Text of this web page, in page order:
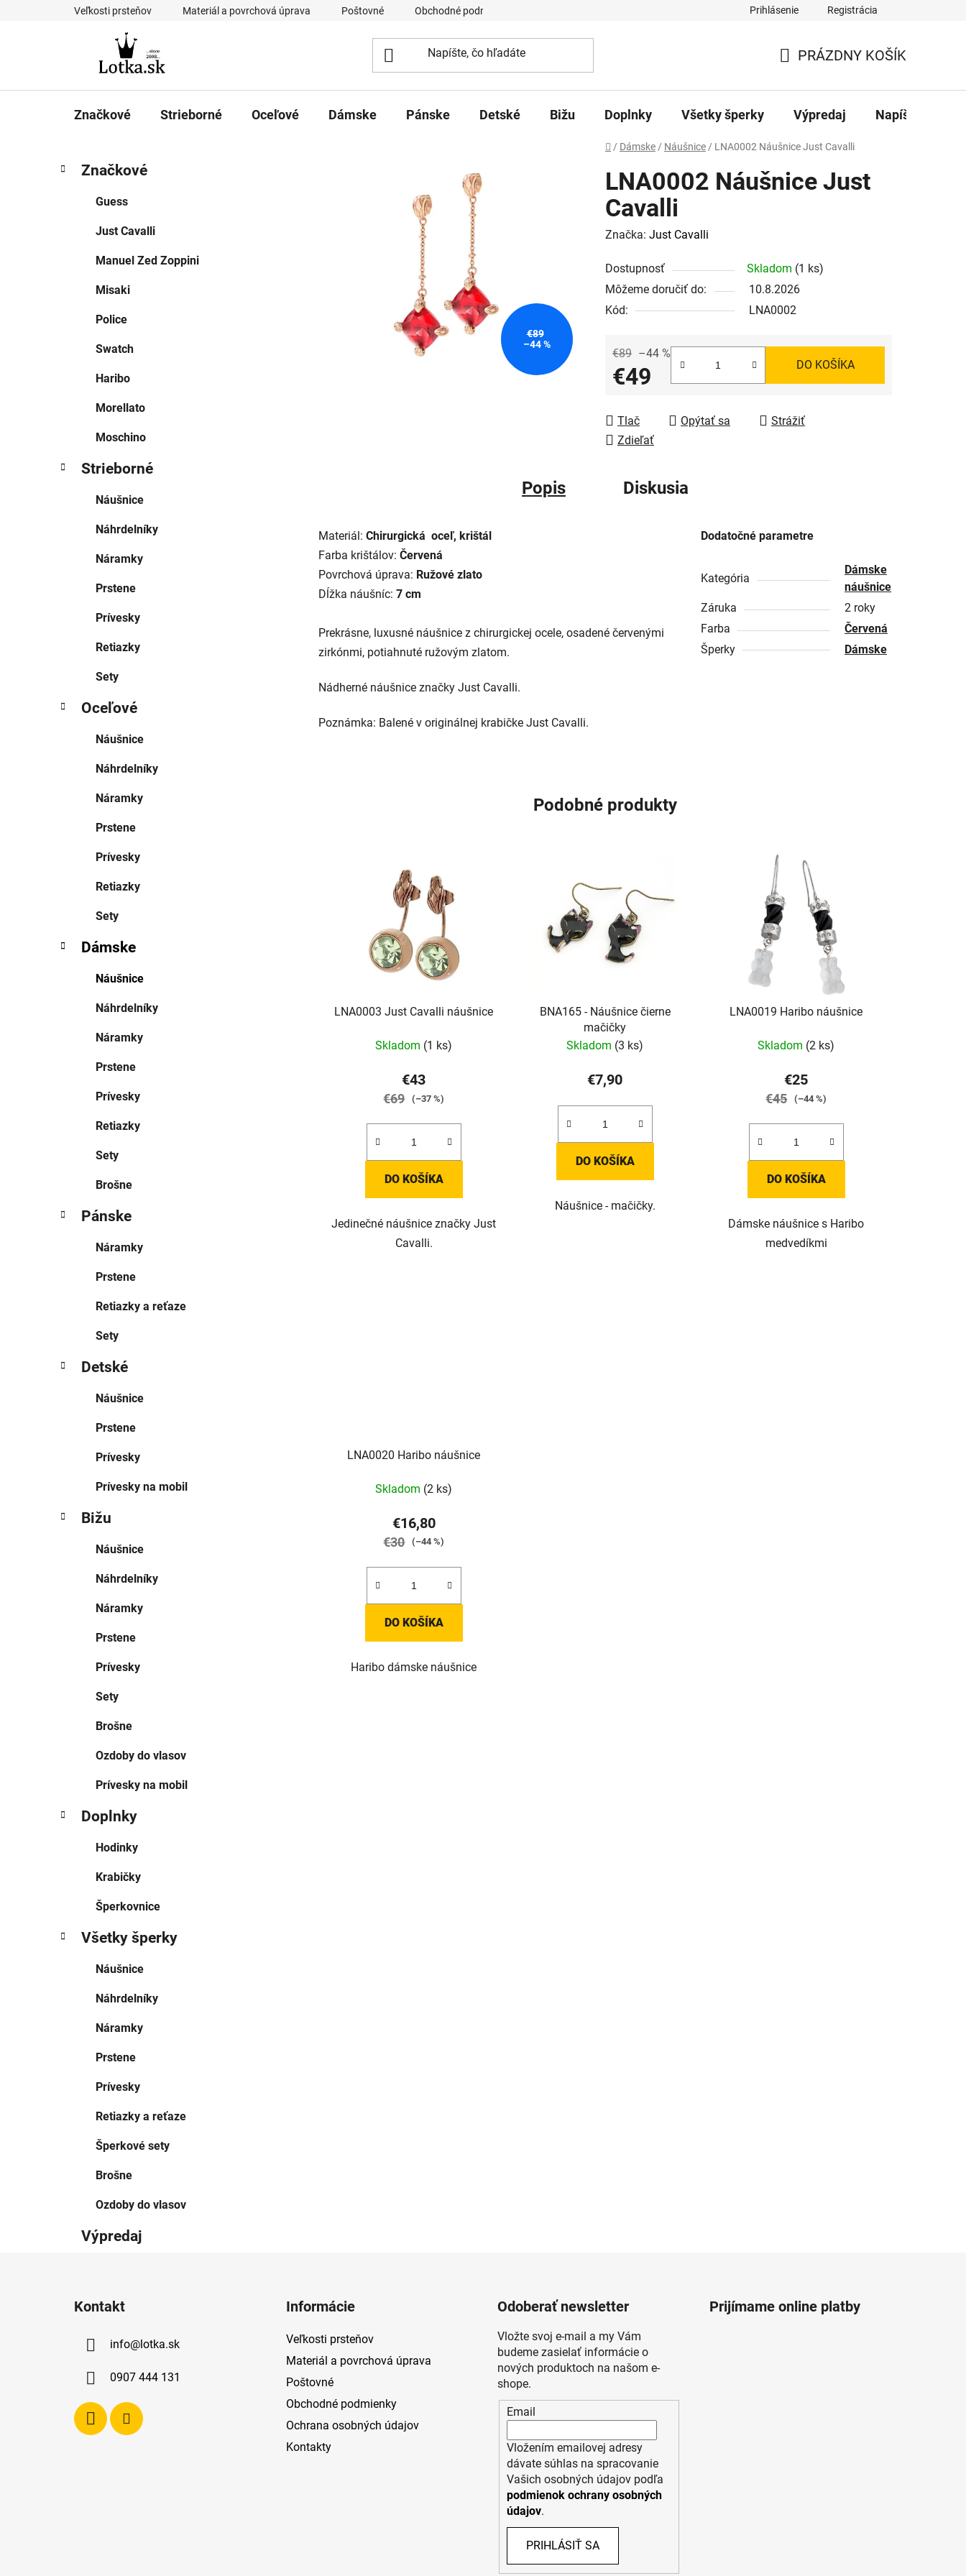
Veľkosti prsteňov Materiál a povrchová úprava Poštovné Obchodné podmienky Prihlásenie Registrácia
KOŠÍK
PRÁZDNY KOŠÍK
Značkové Strieborné Oceľové Dámske Pánske Detské Bižu Doplnky Všetky šperky Výpredaj Napíšte nám
Domov
/ Dámske / Náušnice / LNA0002 Náušnice Just Cavalli
B
kategórie
a
Značkové
Guess
Just Cavalli
Manuel Zed Zoppini
Misaki
Police
Swatch
Haribo
Morellato
Moschino
Strieborné
Náušnice
Náhrdelníky
Náramky
Prstene
Prívesky
Retiazky
Sety
Oceľové
Náušnice
Náhrdelníky
Náramky
Prstene
Prívesky
Retiazky
Sety
Dámske
Náušnice
Náhrdelníky
Náramky
Prstene
Prívesky
Retiazky
Sety
Brošne
Pánske
Náramky
Prstene
Retiazky a reťaze
Sety
Detské
Náušnice
Prstene
Prívesky
Prívesky na mobil
Bižu
Náušnice
Náhrdelníky
Náramky
Prstene
Prívesky
Sety
Brošne
Ozdoby do vlasov
Prívesky na mobil
Doplnky
Hodinky
Krabičky
Šperkovnice
Všetky šperky
Náušnice
Náhrdelníky
Náramky
Prstene
Prívesky
Retiazky a reťaze
Šperkové sety
Brošne
Ozdoby do vlasov
Výpredaj
LNA0002 Náušnice Just
Cavalli
Značka: Just Cavalli
Dostupnosť Skladom (1 ks)
Môžeme doručiť do:
10.8.2026
Kód:
LNA0002
€89 –44 %
€49 DO KOŠÍKA
Tlač Opýtať sa
Strážiť
Zdieľať
€89
–44 %
Popis Diskusia
Materiál: Chirurgická oceľ, krištál
Farba krištálov: Červená
Povrchová úprava: Ružové zlato
Dĺžka náušníc: 7 cm
Prekrásne, luxusné náušnice z chirurgickej ocele, osadené červenými
zirkónmi, potiahnuté ružovým zlatom.
Nádherné náušnice značky Just Cavalli.
Poznámka: Balené v originálnej krabičke Just Cavalli.
Dodatočné parametre
Kategória
Dámske
náušnice
Záruka
2 roky
Farba
Červená
Šperky
Dámske
Podobné produkty
LNA0003 Just Cavalli náušnice
Skladom (1 ks)
€43
€69 (–37 %)
DO KOŠÍKA
Jedinečné náušnice značky Just
Cavalli.
BNA165 - Náušnice čierne
mačičky
Skladom (3 ks)
€7,90
DO KOŠÍKA
Náušnice - mačičky.
LNA0019 Haribo náušnice
Skladom (2 ks)
€25
€45 (–44 %)
DO KOŠÍKA
Dámske náušnice s Haribo
medvedíkmi
LNA0020 Haribo náušnice
Skladom (2 ks)
€16,80
€30 (–44 %)
DO KOŠÍKA
Haribo dámske náušnice
Kontakt
info@lotka.sk
0907 444 131
Informácie
Veľkosti prsteňov
Materiál a povrchová úprava
Poštovné
Obchodné podmienky
Ochrana osobných údajov
Kontakty
Odoberať newsletter
Vložte svoj e-mail a my Vám
budeme zasielať informácie o
nových produktoch na našom e-
shope.
Email
Vložením emailovej adresy
dávate súhlas na spracovanie
Vašich osobných údajov podľa
podmienok ochrany osobných
údajov.
PRIHLÁSIŤ SA
Prijímame online platby